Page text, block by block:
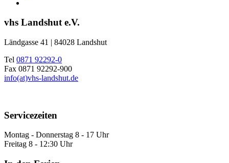
vhs Landshut e.V.
Ländgasse 41 | 84028 Landshut
Tel 0871 92292-0
Fax 0871 92292-900
info(at)vhs-landshut.de
Servicezeiten
Montag - Donnerstag 8 - 17 Uhr
Freitag 8 - 12:30 Uhr